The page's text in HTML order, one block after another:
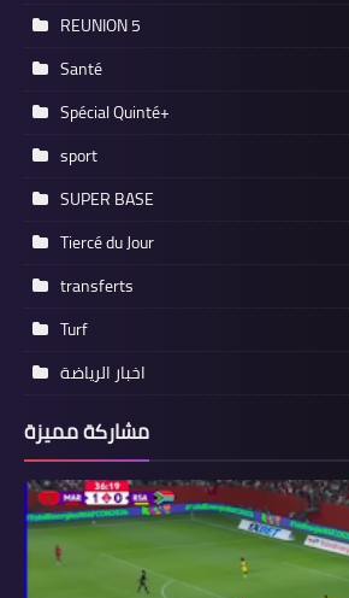
REUNION 5
Santé
Spécial Quinté+
sport
SUPER BASE
Tiercé du Jour
transferts
Turf
اخبار الرياضة
مشاركة مميزة